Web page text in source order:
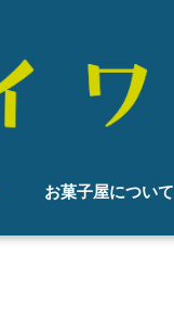
お菓子屋について